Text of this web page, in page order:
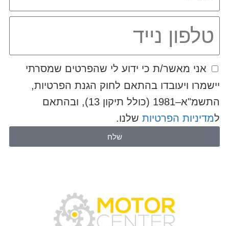
אני מאשר/ת כי ידוע לי שהפרטים שמסרתי
יישמרו ויעובדו בהתאם לחוק הגנת הפרטיות,
התשמ"א–1981 (כולל תיקון 13), ובהתאם
למדיניות הפרטיותשלנו.
שלח